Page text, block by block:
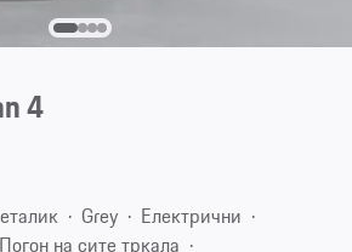
4
Grey
Електрични
Погон на сите тркала